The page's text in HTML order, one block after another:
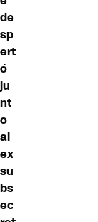
de
sp
ert
ó
ju
nt
o
al
ex
su
bs
ec